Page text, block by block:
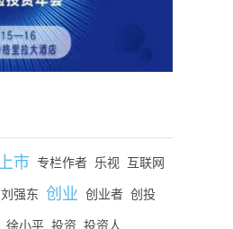
上市 专栏作者 乐视 互联网
刘强东 创业 创业者 创投
徐小平 投资 投资人